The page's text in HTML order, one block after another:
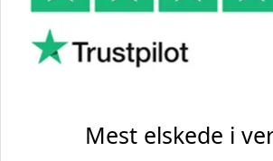
Mest elskede i